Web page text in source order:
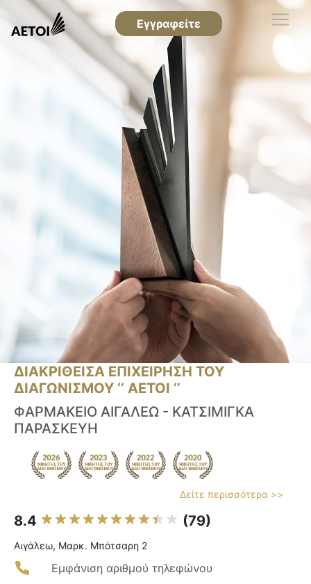
Εγγραφείτε
ΔΙΑΚΡΙΘΕΙΣΑ ΕΠΙΧΕΙΡΗΣΗ ΤΟΥ
ΔΙΑΓΩΝΙΣΜΟΥ ‘’ ΑΕΤΟΙ ‘’
ΦΑΡΜΑΚΕΙΟ ΑΙΓΑΛΕΩ - ΚΑΤΣΙΜΙΓΚΑ
ΠΑΡΑΣΚΕΥΗ
Δείτε περισσότερα >>
8.4 (79)
Αιγάλεω, Μαρκ. Μπότσαρη 2
Εμφάνιση αριθμού τηλεφώνου